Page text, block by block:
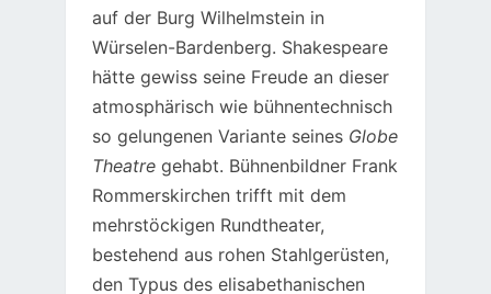
auf der Burg Wilhelmstein in
Würselen-Bardenberg. Shakespeare
hätte gewiss seine Freude an dieser
atmosphärisch wie bühnentechnisch
so gelungenen Variante seines Globe
Theatregehabt. Bühnenbildner Frank
Rommerskirchen trifft mit dem
mehrstöckigen Rundtheater,
bestehend aus rohen Stahlgerüsten,
den Typus des elisabethanischen